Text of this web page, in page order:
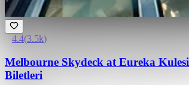
4.4(3.5k)
Melbourne Skydeck at Eureka Kulesi
Biletleri